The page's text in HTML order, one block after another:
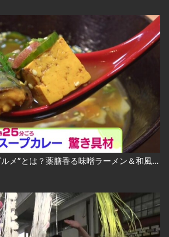
夏に食べたい“酸辛香グルメ”とは？薬膳香る味噌ラーメン＆和風冷やしスープカレー 2026-08-04